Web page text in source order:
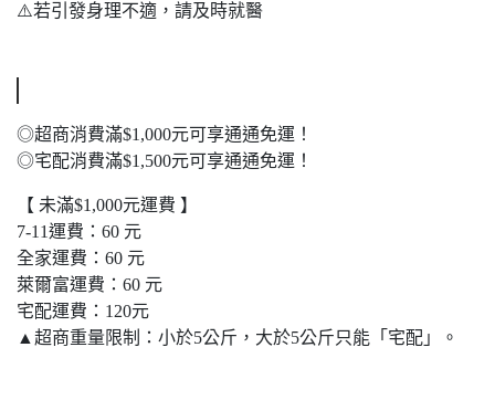
⚠️若引發身理不適，請及時就醫
◎超商消費滿$1,000元可享通通免運！
◎宅配消費滿$1,500元可享通通免運！
【 未滿$1,000元運費 】
7-11運費：60 元
全家運費：60 元
萊爾富運費：60 元
宅配運費：120元
▲超商重量限制：小於5公斤，大於5公斤只能「宅配」。